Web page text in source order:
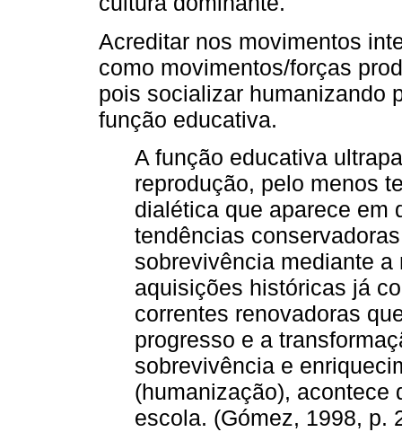
Acreditar nos movimentos
como movimentos/forças
pois socializar humanizando
função educativa.
A função educativa
reprodução, pelo menos
dialética que aparece em
tendências
sobrevivência mediante
aquisições históricas já
correntes renovadoras
progresso e a
sobrevivência e
(humanização), acontece
escola. (Gómez, 1998, p.